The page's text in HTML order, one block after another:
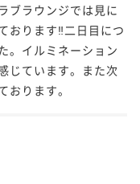
ブラウンジでは見に
おります‼️二日目につ
。イルミネーション
じています。また次
ります。